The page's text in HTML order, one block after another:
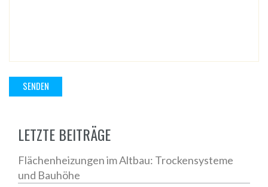
LETZTE BEITRÄGE
Flächenheizungen im Altbau: Trockensysteme
und Bauhöhe